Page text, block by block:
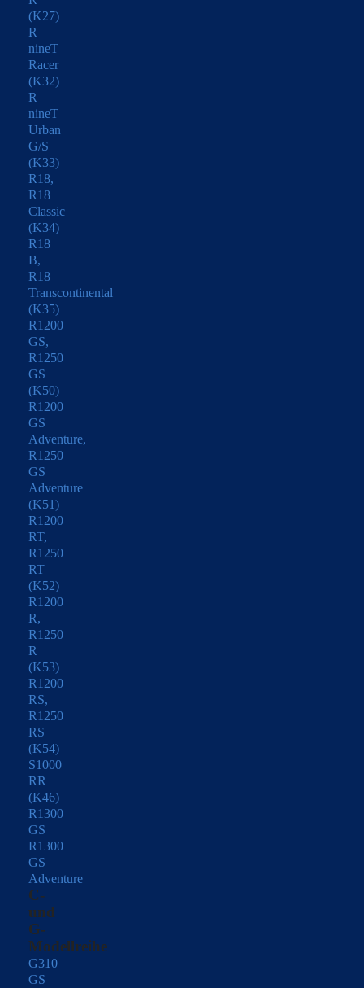
(K27)
R
nineT
Racer
(K32)
R
nineT
Urban
G/S
(K33)
R18,
R18
Classic
(K34)
R18
B,
R18
Transcontinental
(K35)
R1200
GS,
R1250
GS
(K50)
R1200
GS
Adventure,
R1250
GS
Adventure
(K51)
R1200
RT,
R1250
RT
(K52)
R1200
R,
R1250
R
(K53)
R1200
RS,
R1250
RS
(K54)
S1000
RR
(K46)
R1300
GS
R1300
GS
Adventure
C-
und
G-
Modellreihe
G310
GS